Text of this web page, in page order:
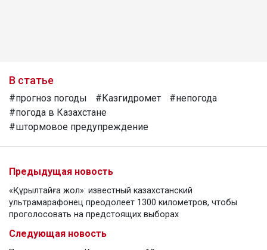
В статье
#прогноз погоды #Казгидромет
#непогода
#погода в Казахстане
#штормовое предупреждение
Предыдущая новость
«Құрылтайға жол»: известный казахстанский
ультрамарафонец преодолеет 1300 километров, чтобы
проголосовать на предстоящих выборах
Следующая новость